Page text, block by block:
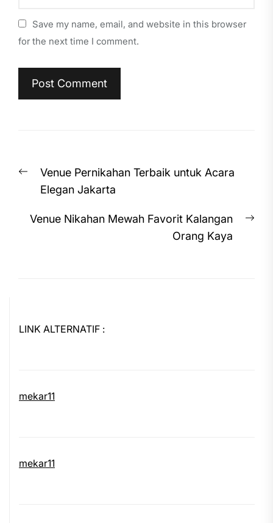
Save my name, email, and website in this browser
for the next time I comment.
navigation
Previous
post:
Venue Pernikahan Terbaik untuk Acara
Elegan Jakarta
Venue Nikahan Mewah Favorit Kalangan
Orang Kaya
LINK ALTERNATIF :
mekar11
mekar11